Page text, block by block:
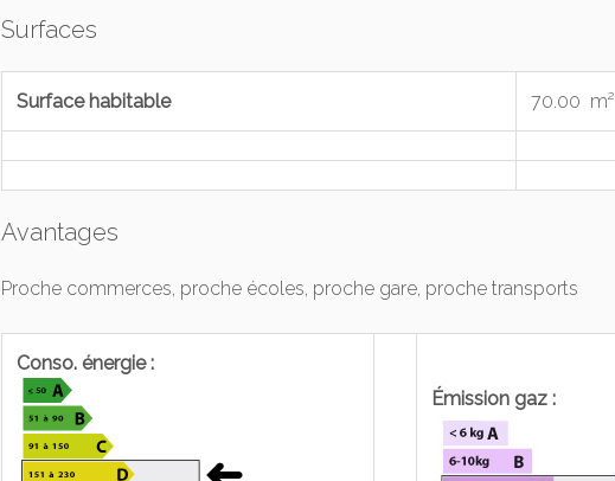
Surfaces
Surface habitable 70.00 m²
Avantages
Proche commerces, proche écoles, proche gare, proche transports
Conso. énergie :
Émission gaz :